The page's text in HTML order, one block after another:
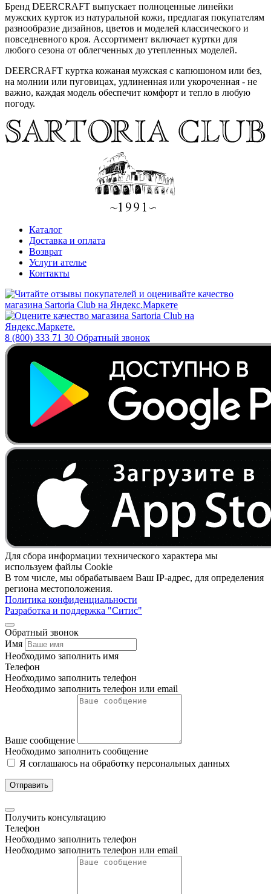
Бренд DEERCRAFT выпускает полноценные линейки
мужских курток из натуральной кожи, предлагая покупателям
разнообразие дизайнов, цветов и моделей классического и
повседневного кроя. Ассортимент включает куртки для
любого сезона от облегченных до утепленных моделей.
DEERCRAFT куртка кожаная мужская с капюшоном или без,
на молнии или пуговицах, удлиненная или укороченная - не
важно, каждая модель обеспечит комфорт и тепло в любую
погоду.
Каталог
Доставка и оплата
Возврат
Услуги ателье
Контакты
8 (800) 333 71 30 Обратный звонок
Для сбора информации технического характера мы
используем файлы Cookie
В том числе, мы обрабатываем Ваш IP-адрес, для определения
региона местоположения.
Политика конфиденциальности
Разработка и поддержка "Ситис"
Обратный звонок
Имя
Необходимо заполнить имя
Телефон
Необходимо заполнить телефон
Необходимо заполнить телефон или email
Ваше сообщение
Необходимо заполнить сообщение
Я соглашаюсь на обработку персональных данных
Отправить
Получить консультацию
Телефон
Необходимо заполнить телефон
Необходимо заполнить телефон или email